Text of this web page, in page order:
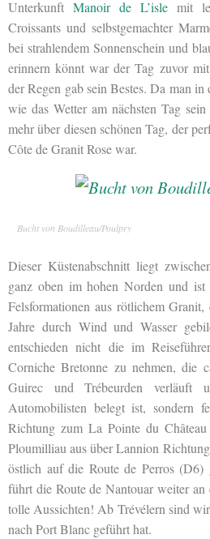
Unterkunft Manoir de L’isle mit
Croissants und selbstgemachter
bei strahlendem Sonnenschein und
erinnern könnt war der Tag zuvor
der Regen gab sein Bestes. Da man
wie das Wetter am nächsten Tag
mehr über diesen schönen Tag, der
Côte de Granit Rose war.
Bucht von Boudilleau/Poulpry
Dieser Küstenabschnitt liegt
ganz oben im hohen Norden und ist
Felsformationen aus rötlichem
Jahre durch Wind und Wasser
entschieden nicht die im
Corniche Bretonne zu nehmen, die
Guirec und Trébeurden verläuft
Automobilisten belegt ist, sondern
Richtung zum La Pointe du
Ploumilliau aus über Lannion
östlich auf die Route de Perros (D6)
führt die Route de Nantouar weiter
tolle Aussichten! Ab Trévélern sind
nach Port Blanc geführt hat.